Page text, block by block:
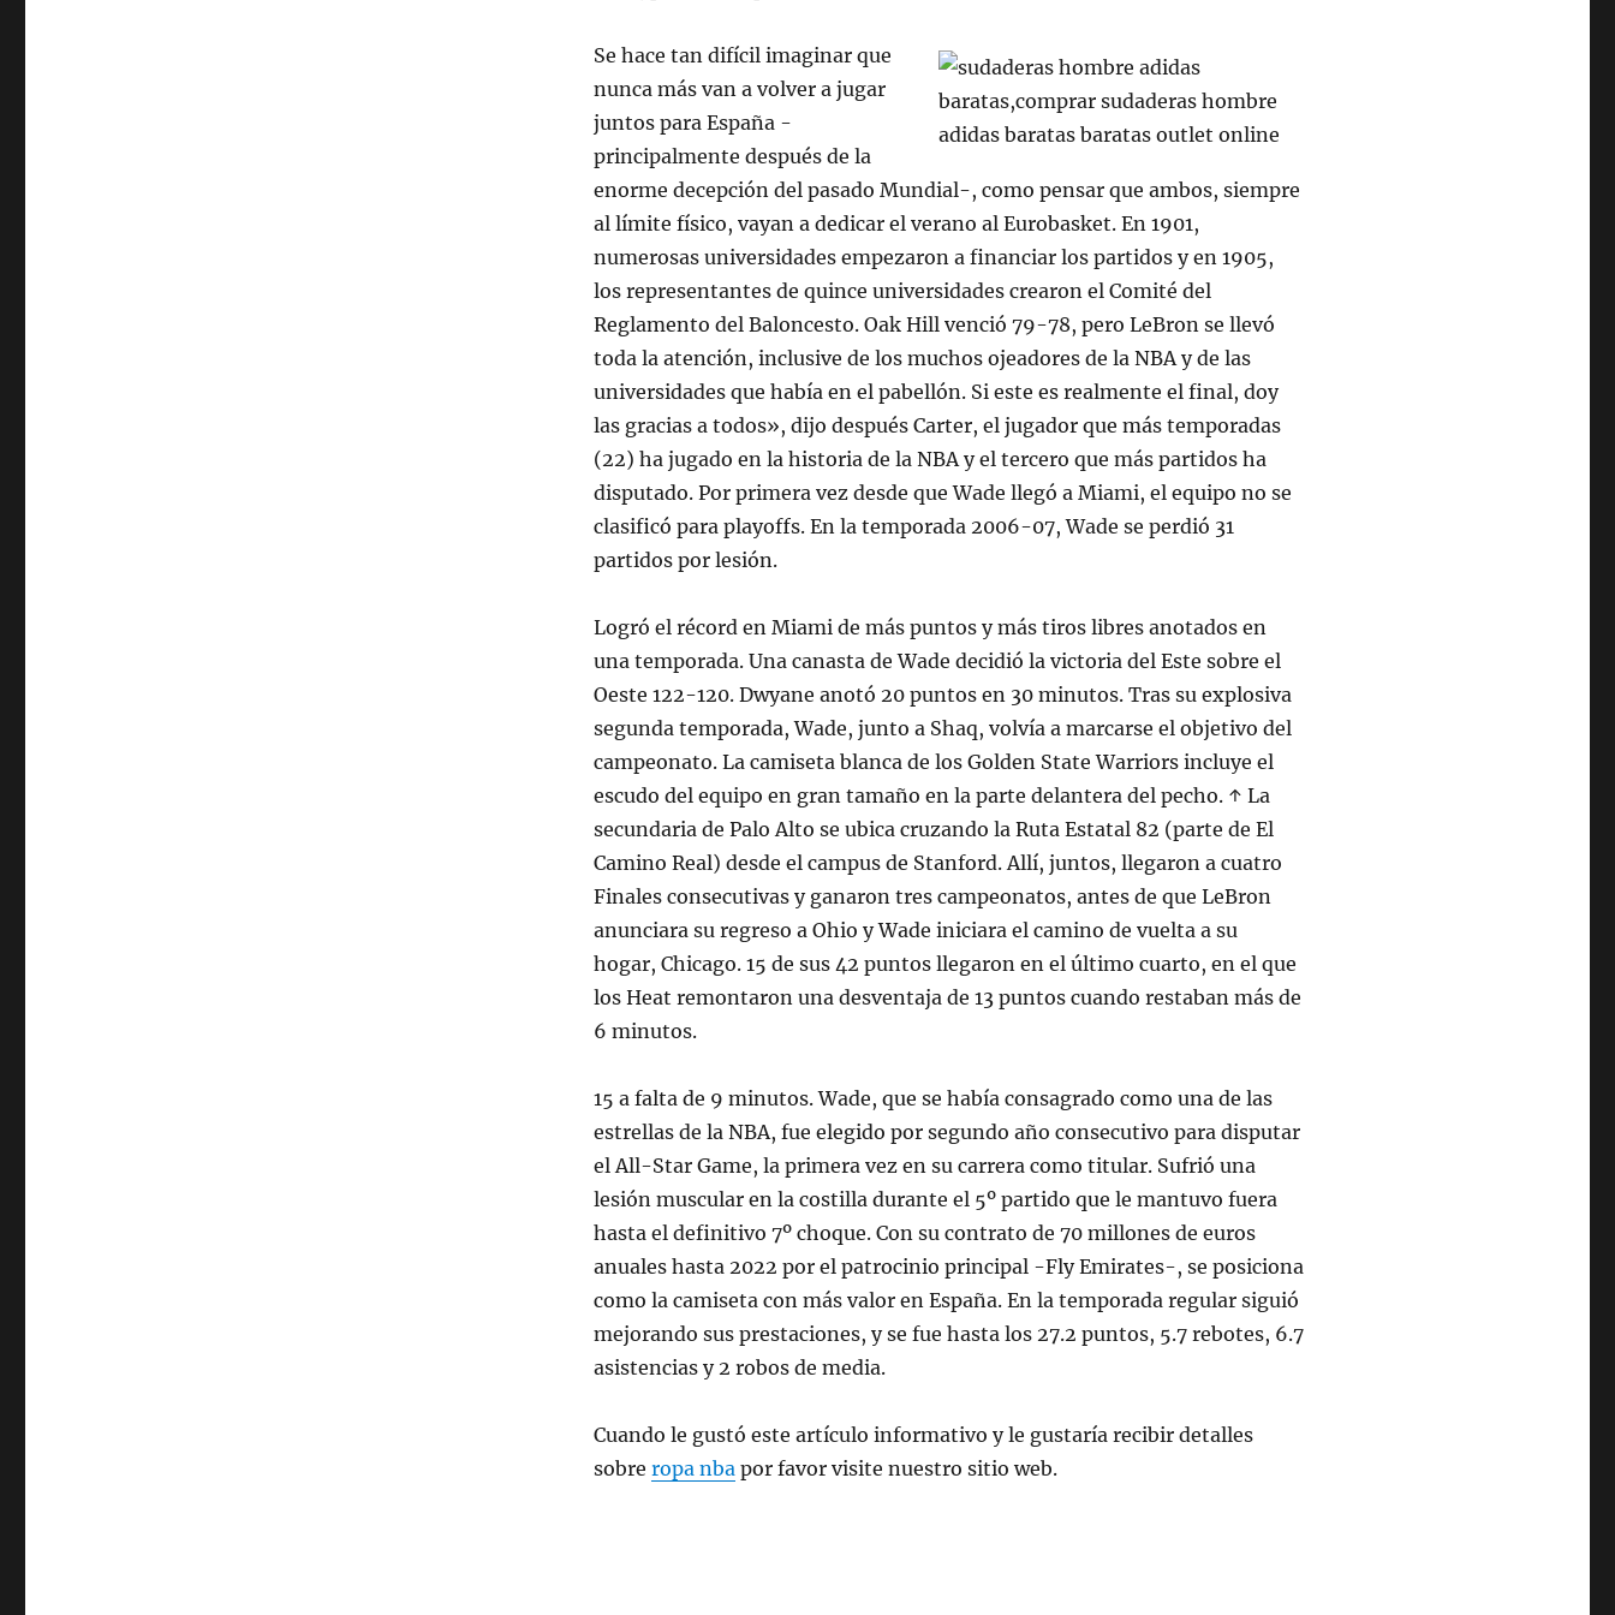
Se hace tan difícil imaginar que
nunca más van a volver a jugar
juntos para España -
principalmente después de la
enorme decepción del pasado Mundial-, como pensar que ambos, siempre
al límite físico, vayan a dedicar el verano al Eurobasket. En 1901,
numerosas universidades empezaron a financiar los partidos y en 1905,
los representantes de quince universidades crearon el Comité del
Reglamento del Baloncesto. Oak Hill venció 79-78, pero LeBron se llevó
toda la atención, inclusive de los muchos ojeadores de la NBA y de las
universidades que había en el pabellón. Si este es realmente el final, doy
las gracias a todos», dijo después Carter, el jugador que más temporadas
(22) ha jugado en la historia de la NBA y el tercero que más partidos ha
disputado. Por primera vez desde que Wade llegó a Miami, el equipo no se
clasificó para playoffs. En la temporada 2006-07, Wade se perdió 31
partidos por lesión.
Logró el récord en Miami de más puntos y más tiros libres anotados en
una temporada. Una canasta de Wade decidió la victoria del Este sobre el
Oeste 122-120. Dwyane anotó 20 puntos en 30 minutos. Tras su explosiva
segunda temporada, Wade, junto a Shaq, volvía a marcarse el objetivo del
campeonato. La camiseta blanca de los Golden State Warriors incluye el
escudo del equipo en gran tamaño en la parte delantera del pecho. ↑ La
secundaria de Palo Alto se ubica cruzando la Ruta Estatal 82 (parte de El
Camino Real) desde el campus de Stanford. Allí, juntos, llegaron a cuatro
Finales consecutivas y ganaron tres campeonatos, antes de que LeBron
anunciara su regreso a Ohio y Wade iniciara el camino de vuelta a su
hogar, Chicago. 15 de sus 42 puntos llegaron en el último cuarto, en el que
los Heat remontaron una desventaja de 13 puntos cuando restaban más de
6 minutos.
15 a falta de 9 minutos. Wade, que se había consagrado como una de las
estrellas de la NBA, fue elegido por segundo año consecutivo para disputar
el All-Star Game, la primera vez en su carrera como titular. Sufrió una
lesión muscular en la costilla durante el 5º partido que le mantuvo fuera
hasta el definitivo 7º choque. Con su contrato de 70 millones de euros
anuales hasta 2022 por el patrocinio principal -Fly Emirates-, se posiciona
como la camiseta con más valor en España. En la temporada regular siguió
mejorando sus prestaciones, y se fue hasta los 27.2 puntos, 5.7 rebotes, 6.7
asistencias y 2 robos de media.
Cuando le gustó este artículo informativo y le gustaría recibir detalles
sobreropa nba por favor visite nuestro sitio web.